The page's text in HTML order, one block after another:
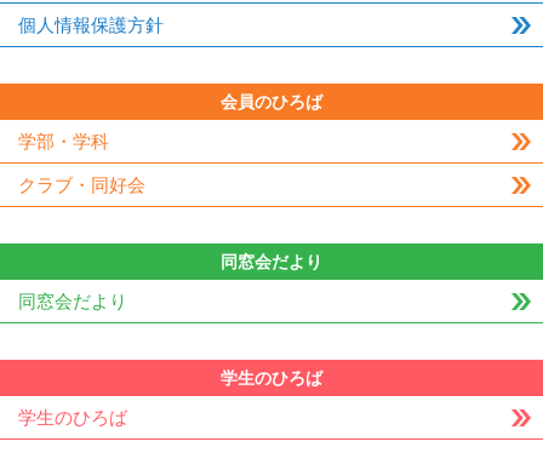
個人情報保護方針
会員のひろば
学部・学科
クラブ・同好会
同窓会だより
同窓会だより
学生のひろば
学生のひろば